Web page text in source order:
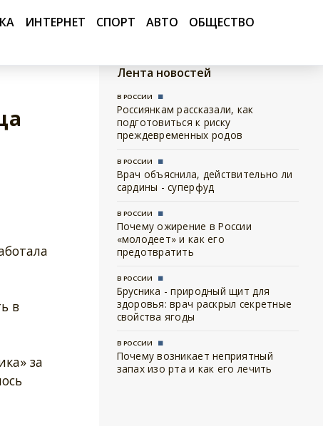
ИНТЕРНЕТ СПОРТ АВТО ОБЩЕСТВО
в
за
Лента новостей
В РОССИИ
Россиянкам рассказали, как
подготовиться к риску
преждевременных родов
В РОССИИ
Врач объяснила, действительно ли
сардины - суперфуд
В РОССИИ
Почему ожирение в России
«молодеет» и как его
предотвратить
В РОССИИ
Брусника - природный щит для
здоровья: врач раскрыл секретные
свойства ягоды
В РОССИИ
Почему возникает неприятный
запах изо рта и как его лечить